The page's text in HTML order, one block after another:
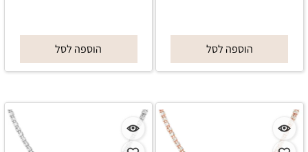
הוספה לסל הוספה לסל